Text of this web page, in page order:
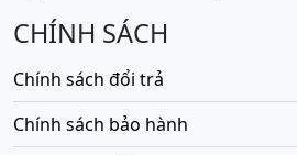
CHÍNH SÁCH
Chính sách đổi trả
Chính sách bảo hành